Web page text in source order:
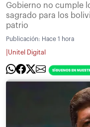
Gobierno no cumple
sagrado para los
patrio
Publicación: Hace 1 hora
Unitel Digital